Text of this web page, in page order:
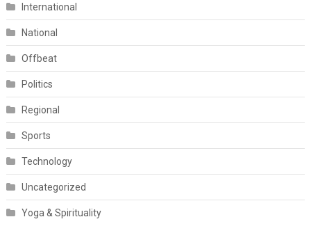
International
National
Offbeat
Politics
Regional
Sports
Technology
Uncategorized
Yoga & Spirituality